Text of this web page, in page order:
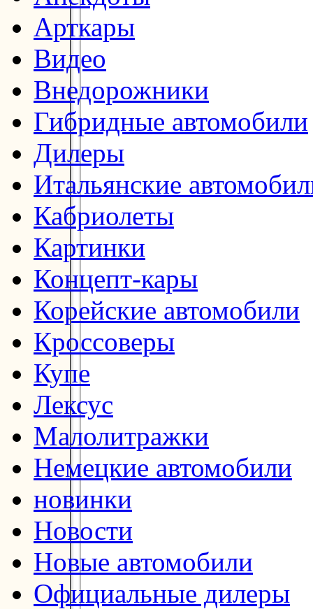
Арткары
Видео
Внедорожники
Гибридные автомобили
Дилеры
Итальянские
Кабриолеты
Картинки
Концепт-кары
Корейские автомобили
Кроссоверы
Купе
Лексус
Малолитражки
Немецкие автомобили
новинки
Новости
Новые автомобили
Официальные дилеры